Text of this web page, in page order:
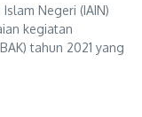
Negeri (IAIN)
kegiatan
tahun 2021 yang